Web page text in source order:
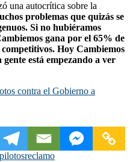
una autocrítica sobre la
problemas que quizás se
Si no hubiéramos
gana por el 65% de
competitivos. Hoy Cambiemos
está empezando a ver
contra el Gobierno a
pilotosreclamo